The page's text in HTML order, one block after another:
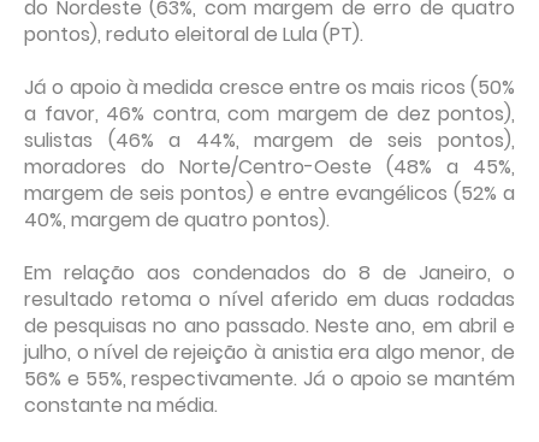
do Nordeste (63%, com margem de erro de quatro
pontos), reduto eleitoral de Lula (PT).
Já o apoio à medida cresce entre os mais ricos (50%
a favor, 46% contra, com margem de dez pontos),
sulistas (46% a 44%, margem de seis pontos),
moradores do Norte/Centro-Oeste (48% a 45%,
margem de seis pontos) e entre evangélicos (52% a
40%, margem de quatro pontos).
Em relação aos condenados do 8 de Janeiro, o
resultado retoma o nível aferido em duas rodadas
de pesquisas no ano passado. Neste ano, em abril e
julho, o nível de rejeição à anistia era algo menor, de
56% e 55%, respectivamente. Já o apoio se mantém
constante na média.